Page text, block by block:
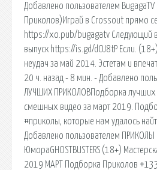
Добавлено пользователем
Приколов)Играй в Crossout прямо
https://xo.pub/bugagatv Следующий
выпуск https://is.gd/dOJ8tP Если.
неудач за май 2014. Эстетам и
20 ч. назад - 8 мин. - Добавлено
ЛУЧШИХ ПРИКОЛОВПодборка лучших
смешных видео за март 2019.
#приколы, которые нам удалось
Добавлено пользователем ПРИКОЛЫ
ЮмораGHOSTBUSTERS (18+)
2019 МАРТ Подборка Приколов